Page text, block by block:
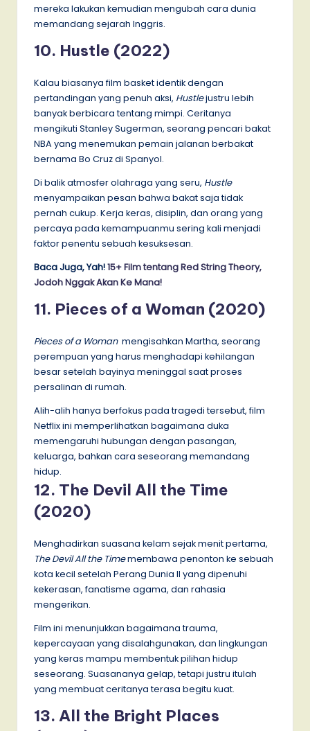
mereka lakukan kemudian mengubah cara dunia
memandang sejarah Inggris.
10. Hustle (2022)
Kalau biasanya film basket identik dengan
pertandingan yang penuh aksi, Hustlejustru lebih
banyak berbicara tentang mimpi. Ceritanya
mengikuti Stanley Sugerman, seorang pencari bakat
NBA yang menemukan pemain jalanan berbakat
bernama Bo Cruz di Spanyol.
Di balik atmosfer olahraga yang seru, Hustle
menyampaikan pesan bahwa bakat saja tidak
pernah cukup. Kerja keras, disiplin, dan orang yang
percaya pada kemampuanmu sering kali menjadi
faktor penentu sebuah kesuksesan.
Baca Juga, Yah!15+ Film tentang Red String Theory,
Jodoh Nggak Akan Ke Mana!
11. Pieces of a Woman (2020)
Pieces of a Womanmengisahkan Martha, seorang
perempuan yang harus menghadapi kehilangan
besar setelah bayinya meninggal saat proses
persalinan di rumah.
Alih-alih hanya berfokus pada tragedi tersebut, film
Netflix ini memperlihatkan bagaimana duka
memengaruhi hubungan dengan pasangan,
keluarga, bahkan cara seseorang memandang
hidup.
12. The Devil All the Time
(2020)
Menghadirkan suasana kelam sejak menit pertama,
The Devil All the Timemembawa penonton ke sebuah
kota kecil setelah Perang Dunia II yang dipenuhi
kekerasan, fanatisme agama, dan rahasia
mengerikan.
Film ini menunjukkan bagaimana trauma,
kepercayaan yang disalahgunakan, dan lingkungan
yang keras mampu membentuk pilihan hidup
seseorang. Suasananya gelap, tetapi justru itulah
yang membuat ceritanya terasa begitu kuat.
13. All the Bright Places